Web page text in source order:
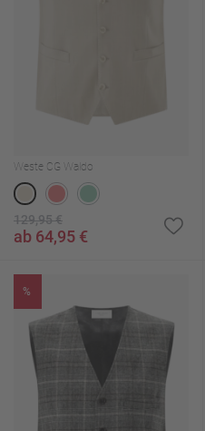
Weste CG Waldo
129,95 €
ab 64,95 €
%